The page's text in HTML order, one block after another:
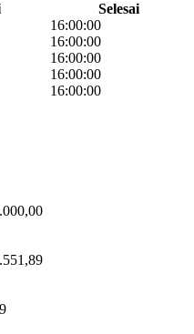
Selesai
16:00:00
16:00:00
16:00:00
16:00:00
16:00:00